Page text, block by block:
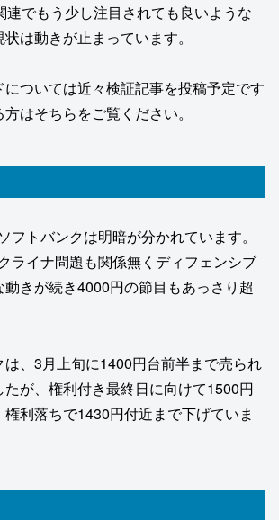
連でもう少し注目されても良いような
は動きが止まっています。
ついては近々検証記事を投稿予定です
はそちらをご覧ください。
フトバンクは明暗が分かれています。
ライナ問題も関係無くディフェンシブ
きが続き4000円の節目もあっさり超
、3月上旬に1400円台前半まで売られ
たが、権利付き最終日に向けて1500円
利落ちで1430円付近まで下げていま